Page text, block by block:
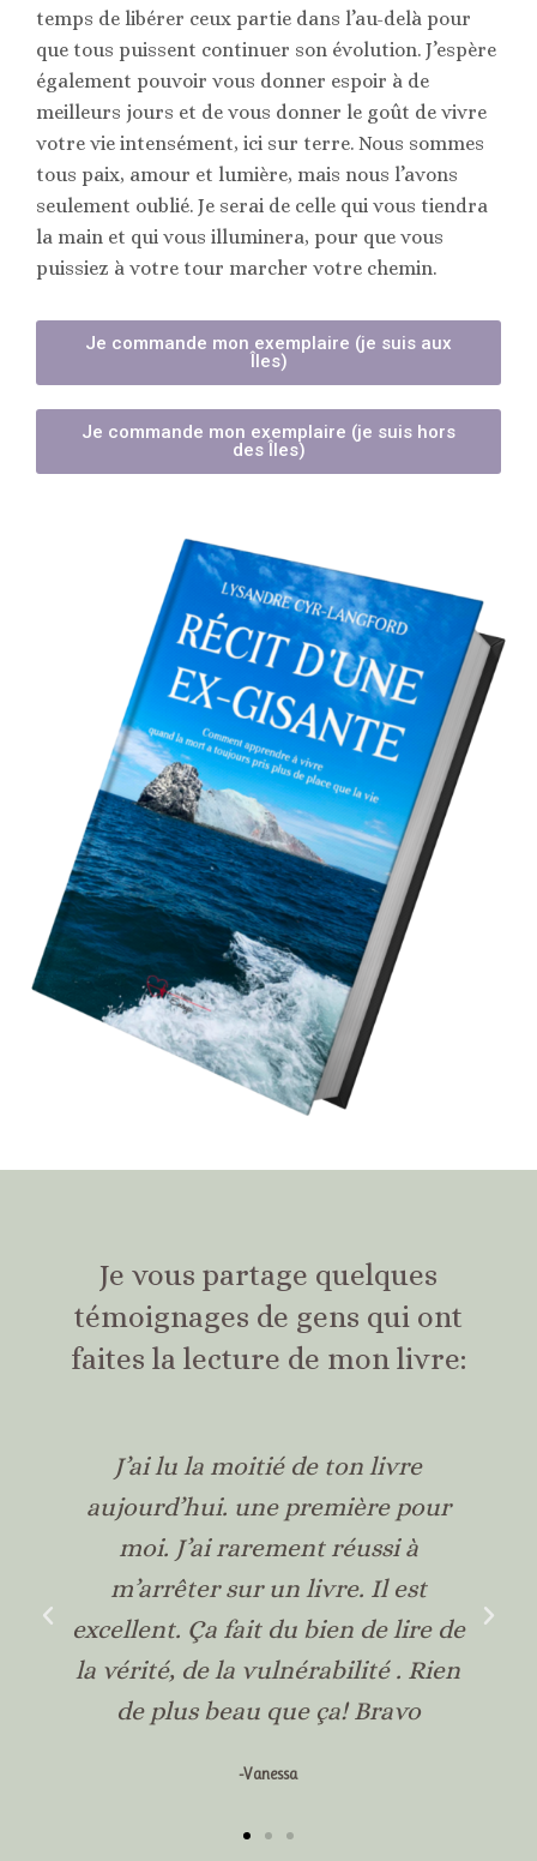
temps de libérer ceux partie dans l’au-delà pour
que tous puissent continuer son évolution. J’espère
également pouvoir vous donner espoir à de
meilleurs jours et de vous donner le goût de vivre
votre vie intensément, ici sur terre. Nous sommes
tous paix, amour et lumière, mais nous l’avons
seulement oublié. Je serai de celle qui vous tiendra
la main et qui vous illuminera, pour que vous
puissiez à votre tour marcher votre chemin.
Je commande mon exemplaire (je suis aux
Îles)
Je commande mon exemplaire (je suis hors
des Îles)
Je vous partage quelques
témoignages de gens qui ont
faites la lecture de mon livre:
J’ai lu la moitié de ton livre
aujourd’hui. une première pour
moi. J’ai rarement réussi à
m’arrêter sur un livre. Il est
excellent. Ça fait du bien de lire de
la vérité, de la vulnérabilité . Rien
de plus beau que ça! Bravo
-Vanessa